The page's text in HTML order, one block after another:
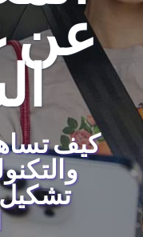
عن
كيف